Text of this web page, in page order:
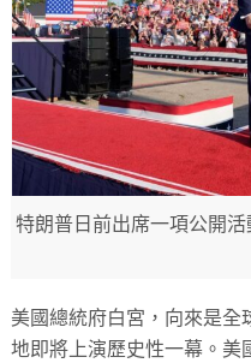
特朗普日前出席一項公開
美國總統府白宮，向來是全
地即將上演歷史性一幕。美